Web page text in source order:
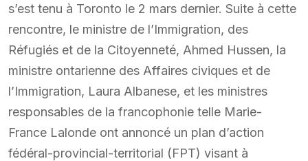
s’est tenu à Toronto le 2 mars dernier. Suite à cette
rencontre, le ministre de l’Immigration, des
Réfugiés et de la Citoyenneté, Ahmed Hussen, la
ministre ontarienne des Affaires civiques et de
l’Immigration, Laura Albanese, et les ministres
responsables de la francophonie telle Marie-
France Lalonde ont annoncé un plan d’action
fédéral-provincial-territorial (FPT) visant à